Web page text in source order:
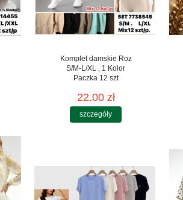
Komplet damskie Roz
S/M-L/XL , 1 Kolor
Paczka 12 szt
22.00 zł
szczegóły